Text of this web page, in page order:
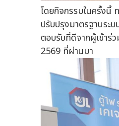
โดยกิจกรรมในครั้งนี้
ปรับปรุงมาตรฐานระ
ตอบรับที่ดีจากผู้เข้าร่
2569 ที่ผ่านมา